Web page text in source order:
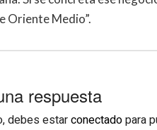
Oriente Medio”.
respuesta
debes estarconectadopara